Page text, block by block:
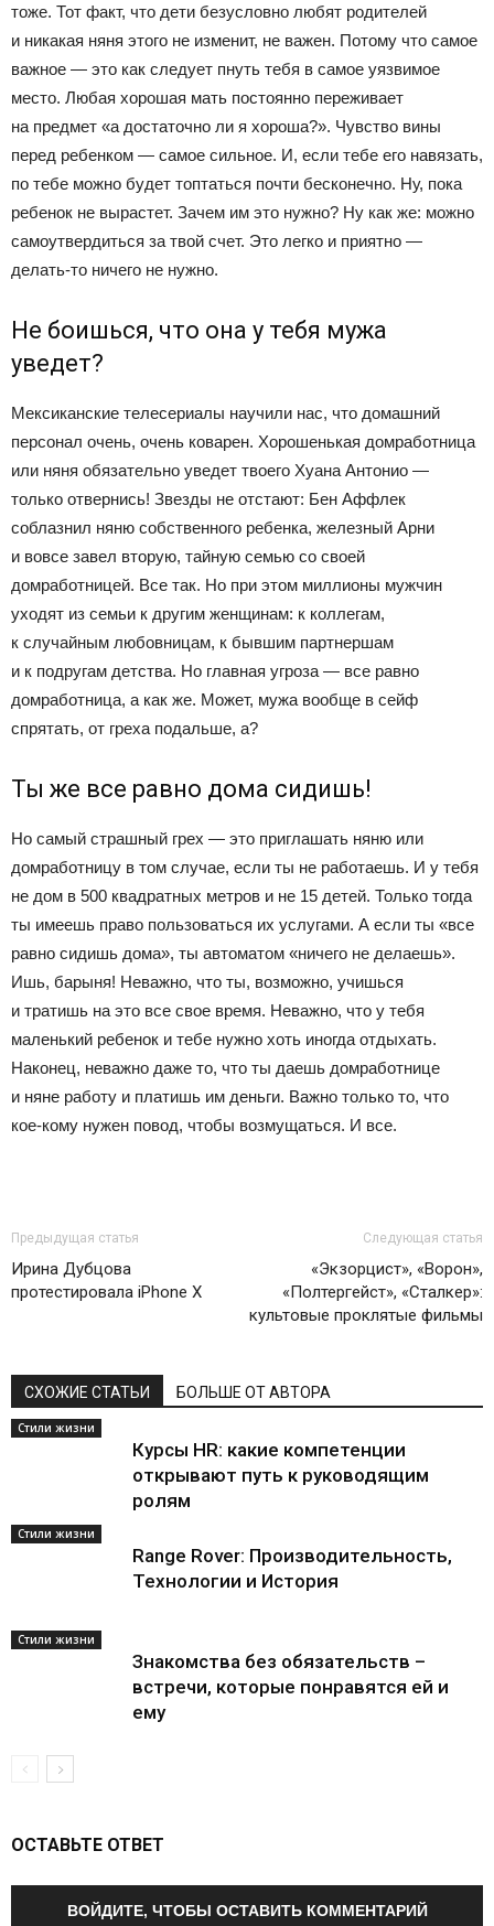
тоже. Тот факт, что дети безусловно любят родителей
и никакая няня этого не изменит, не важен. Потому что самое
важное — это как следует пнуть тебя в самое уязвимое
место. Любая хорошая мать постоянно переживает
на предмет «а достаточно ли я хороша?». Чувство вины
перед ребенком — самое сильное. И, если тебе его навязать,
по тебе можно будет топтаться почти бесконечно. Ну, пока
ребенок не вырастет. Зачем им это нужно? Ну как же: можно
самоутвердиться за твой счет. Это легко и приятно —
делать-то ничего не нужно.
Не боишься, что она у тебя мужа
уведет?
Мексиканские телесериалы научили нас, что домашний
персонал очень, очень коварен. Хорошенькая домработница
или няня обязательно уведет твоего Хуана Антонио —
только отвернись! Звезды не отстают: Бен Аффлек
соблазнил няню собственного ребенка, железный Арни
и вовсе завел вторую, тайную семью со своей
домработницей. Все так. Но при этом миллионы мужчин
уходят из семьи к другим женщинам: к коллегам,
к случайным любовницам, к бывшим партнершам
и к подругам детства. Но главная угроза — все равно
домработница, а как же. Может, мужа вообще в сейф
спрятать, от греха подальше, а?
Ты же все равно дома сидишь!
Но самый страшный грех — это приглашать няню или
домработницу в том случае, если ты не работаешь. И у тебя
не дом в 500 квадратных метров и не 15 детей. Только тогда
ты имеешь право пользоваться их услугами. А если ты «все
равно сидишь дома», ты автоматом «ничего не делаешь».
Ишь, барыня! Неважно, что ты, возможно, учишься
и тратишь на это все свое время. Неважно, что у тебя
маленький ребенок и тебе нужно хоть иногда отдыхать.
Наконец, неважно даже то, что ты даешь домработнице
и няне работу и платишь им деньги. Важно только то, что
кое-кому нужен повод, чтобы возмущаться. И все.
Предыдущая статья
Ирина Дубцова
протестировала iPhone X
Следующая статья
«Экзорцист», «Ворон»,
«Полтергейст», «Сталкер»:
культовые проклятые фильмы
СХОЖИЕ СТАТЬИ БОЛЬШЕ ОТ АВТОРА
Стили жизни
Курсы HR: какие компетенции
открывают путь к руководящим
ролям
Стили жизни
Range Rover: Производительность,
Технологии и История
Стили жизни
Знакомства без обязательств –
встречи, которые понравятся ей и
ему
ОСТАВЬТЕ ОТВЕТ
ВОЙДИТЕ, ЧТОБЫ ОСТАВИТЬ КОММЕНТАРИЙ